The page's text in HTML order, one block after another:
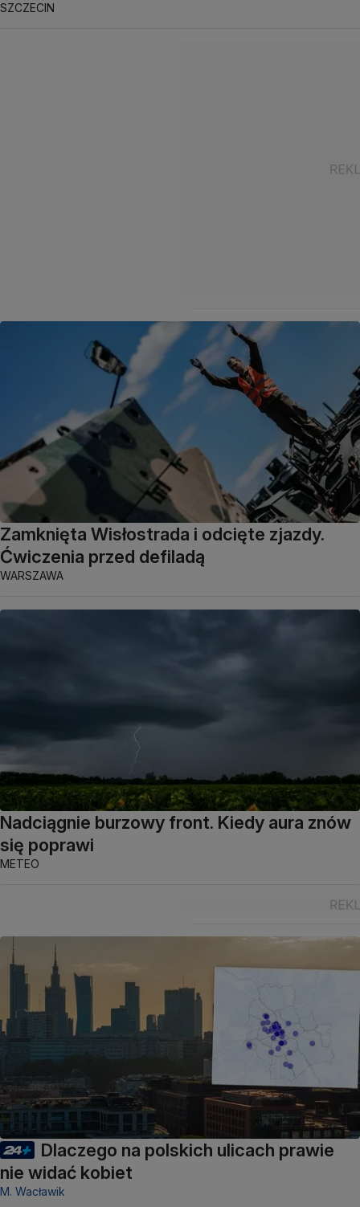
SZCZECIN
Zamknięta Wisłostrada i odcięte zjazdy.
Ćwiczenia przed defiladą
WARSZAWA
Nadciągnie burzowy front. Kiedy aura znów
się poprawi
METEO
Dlaczego na polskich ulicach prawie
nie widać kobiet
M. Wacławik